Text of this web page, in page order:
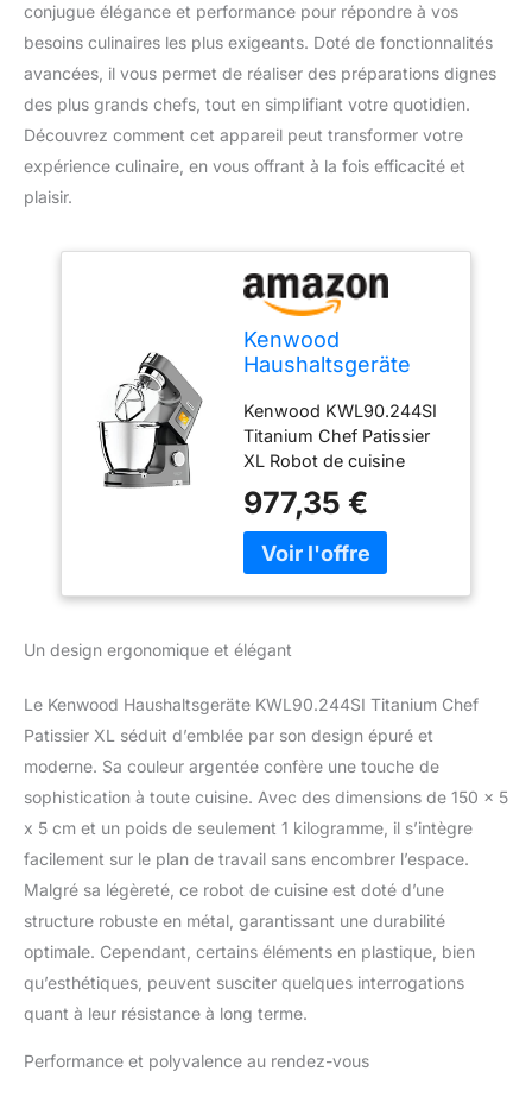
conjugue élégance et performance pour répondre à vos
besoins culinaires les plus exigeants. Doté de fonctionnalités
avancées, il vous permet de réaliser des préparations dignes
des plus grands chefs, tout en simplifiant votre quotidien.
Découvrez comment cet appareil peut transformer votre
expérience culinaire, en vous offrant à la fois efficacité et
plaisir.
Kenwood
Haushaltsgeräte
Titanium Chef
Patissier XL Robot
de cuisine Argenté
Kenwood KWL90.244SI
Titanium Chef Patissier
XL Robot de cuisine
Confiance
977,35 €
Un design ergonomique et élégant
Le Kenwood Haushaltsgeräte KWL90.244SI Titanium Chef
Patissier XL séduit d’emblée par son design épuré et
moderne. Sa couleur argentée confère une touche de
sophistication à toute cuisine. Avec des dimensions de 150 x 5
x 5 cm et un poids de seulement 1 kilogramme, il s’intègre
facilement sur le plan de travail sans encombrer l’espace.
Malgré sa légèreté, ce robot de cuisine est doté d’une
structure robuste en métal, garantissant une durabilité
optimale. Cependant, certains éléments en plastique, bien
qu’esthétiques, peuvent susciter quelques interrogations
quant à leur résistance à long terme.
Performance et polyvalence au rendez-vous